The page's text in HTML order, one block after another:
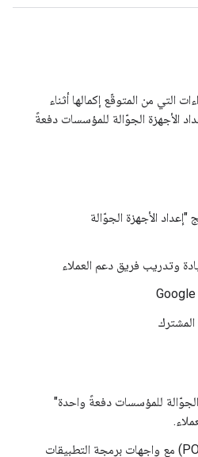
التي من المتوقّع إكمالها أثناء
الأجهزة الجوّالة للمؤسسات دفعةً
"إعداد الأجهزة الجوّالة
وتدريب فريق دعم العملاء
الجوّالة للمؤسسات دفعةً واحدة"
دمج أنظمة نقاط البيع (POS) مع واجهات برمجة التطبيقات